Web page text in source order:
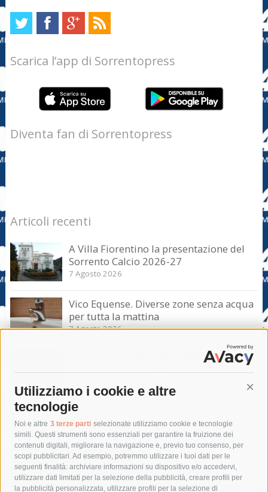
Utilizziamo i cookie e altre
tecnologie
Noi e altre 3 terze parti selezionate utilizziamo cookie e tecnologie
simili. Questi strumenti sono essenziali per garantire la fruizione dei
contenuti digitali, migliorare la navigazione e, previo tuo consenso, per
scopi pubblicitari. Ad esempio, potremmo utilizzare i tuoi dati per le
seguenti finalità: archiviare informazioni su dispositivo e/o accedervi,
utilizzare dati limitati per la selezione della pubblicità, creare profili per
la pubblicità personalizzata, utilizzare profili per la selezione di
Scarica l’app di Sorrentopress
Diventa fan di Sorrentopress
Articoli recenti
A Villa Fiorentino la presentazione del
Sorrento Calcio 2026-27
7 Agosto 2026
Vico Equense. Diverse zone senza acqua
per tutta la mattina
7 Agosto 2026
Traffico da bollino nero, statale
Sorrentina sorvegliata speciale
Tag
acqua allerta meteo
anas
area marina protetta di punta campanella
arresto